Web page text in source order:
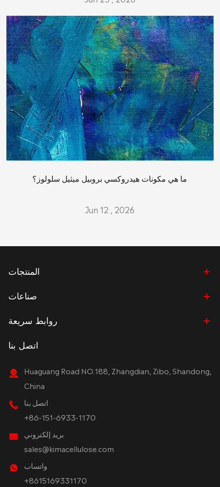
ما هي مكونات هيدروكسي بروبيل ميثيل سلولوز؟
Jun 12 , 2026
المنتجات
صناعات
روابط سريعة
اتصل بنا
Huaguang Road NO.188, Zhangdian, Zibo, Shandong,
China
اتصل بنا
+86-151-6933-1170
بريد إلكتروني
sales@kimacellulose.com
واتساب
+8615169331170